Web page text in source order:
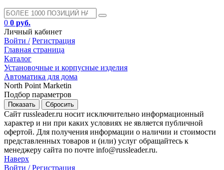
0 0 руб.
Личный кабинет
Войти / Регистрация
Главная страница
Каталог
Установочные и корпусные изделия
Автоматика для дома
North Point Marketin
Подбор параметров
Сайт russleader.ru носит исключительно информационный
характер и ни при каких условиях не является публичной
офертой. Для получения информации о наличии и стоимости
представленных товаров и (или) услуг обращайтесь к
менеджеру сайта по почте info@russleader.ru.
Наверх
Войти / Регистрация